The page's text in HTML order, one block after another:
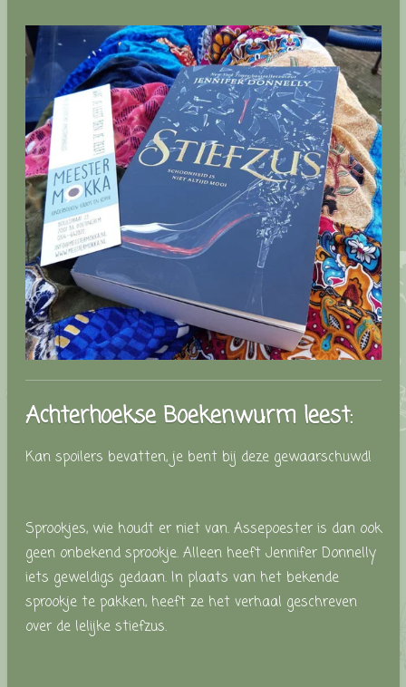
Achterhoekse Boekenwurm leest:
Kan spoilers bevatten, je bent bij deze gewaarschuwd!
Sprookjes, wie houdt er niet van. Assepoester is dan ook
geen onbekend sprookje. Alleen heeft Jennifer Donnelly
iets geweldigs gedaan. In plaats van het bekende
sprookje te pakken, heeft ze het verhaal geschreven
over de lelijke stiefzus.